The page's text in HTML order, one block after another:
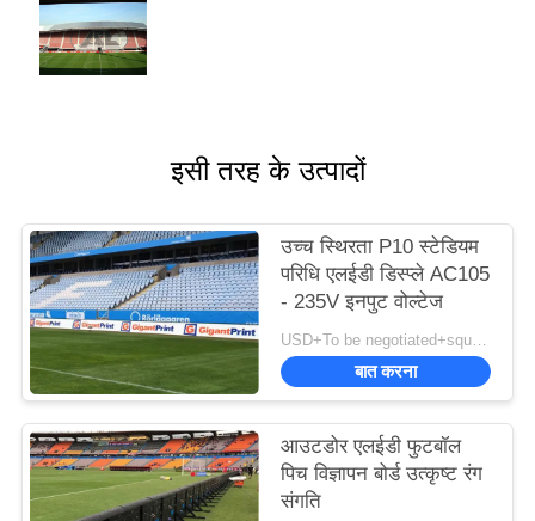
इसी तरह के उत्पादों
उच्च स्थिरता P10 स्टेडियम
परिधि एलईडी डिस्प्ले AC105
- 235V इनपुट वोल्टेज
बात करना
आउटडोर एलईडी फुटबॉल
पिच विज्ञापन बोर्ड उत्कृष्ट रंग
संगति